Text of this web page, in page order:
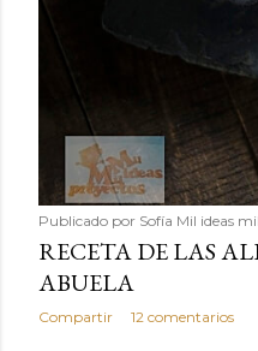
Publicado por Sofía Mil ideas
RECETA DE LAS
ABUELA
Compartir 12 comentarios